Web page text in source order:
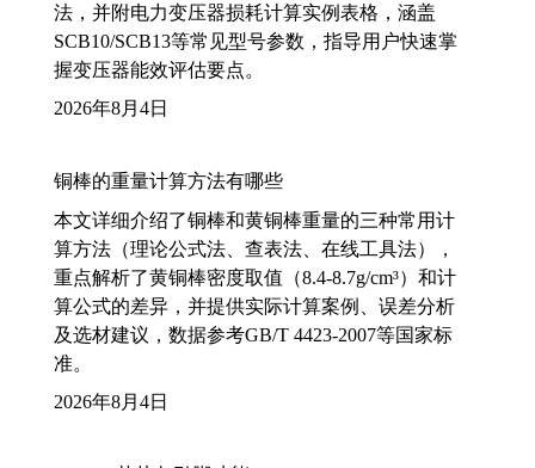
法，并附电力变压器损耗计算实例表格，涵盖
SCB10/SCB13等常见型号参数，指导用户快速掌
握变压器能效评估要点。
2026年8月4日
铜棒的重量计算方法有哪些
本文详细介绍了铜棒和黄铜棒重量的三种常用计
算方法（理论公式法、查表法、在线工具法），
重点解析了黄铜棒密度取值（8.4-8.7g/cm³）和计
算公式的差异，并提供实际计算案例、误差分析
及选材建议，数据参考GB/T 4423-2007等国家标
准。
2026年8月4日